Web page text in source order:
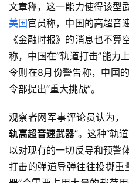
文章称，这一能力使得该型
美国官员称，中国的高超音
《金融时报》的消息也不算
称，中国在“轨道打击”能力
令则在8月份警告称，中国
令部提出“重大挑战”。
观察者网军事评论员认为，
轨高超音速武器”。这种“轨
以对现有的一切反导和预警
打击的弹道导弹往往投掷重